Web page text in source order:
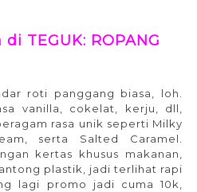
TEGUK: ROPANG
roti panggang biasa, loh.
vanilla, cokelat, kerju, dll,
rasa unik seperti Milky
serta Salted Caramel.
kertas khusus makanan,
plastik, jadi terlihat rapi
lagi promo jadi cuma 10k,